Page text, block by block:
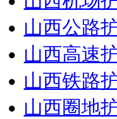
山西公路
山西高速
山西铁路
山西圈地